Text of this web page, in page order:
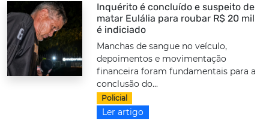
Inquérito é concluído e suspeito de
matar Eulália para roubar R$ 20 mil
é indiciado
Manchas de sangue no veículo,
depoimentos e movimentação
financeira foram fundamentais para a
conclusão do...
Policial
Ler artigo